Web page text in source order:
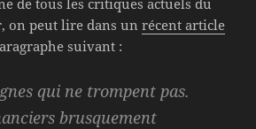
on peut lire dans unrécent article
suivant :
qui ne trompent pas.
brusquement